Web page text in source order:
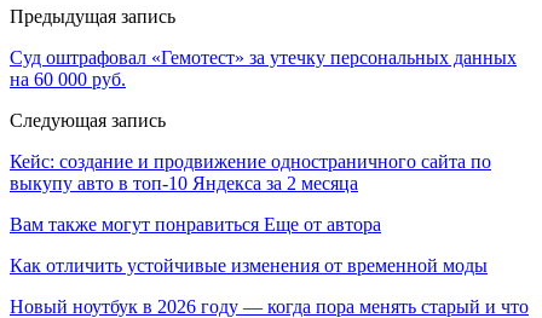
Предыдущая запись
Суд оштрафовал «Гемотест» за утечку персональных данных
на 60 000 руб.
Следующая запись
Кейс: создание и продвижение одностраничного сайта по
выкупу авто в топ-10 Яндекса за 2 месяца
Вам также могут понравиться Еще от автора
Как отличить устойчивые изменения от временной моды
Новый ноутбук в 2026 году — когда пора менять старый и что